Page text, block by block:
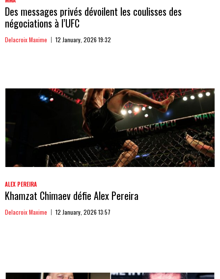
Des messages privés dévoilent les coulisses des
négociations à l’UFC
Delacroix Maxime 12 January, 2026 19:32
ALEX PEREIRA
Khamzat Chimaev défie Alex Pereira
Delacroix Maxime 12 January, 2026 13:57